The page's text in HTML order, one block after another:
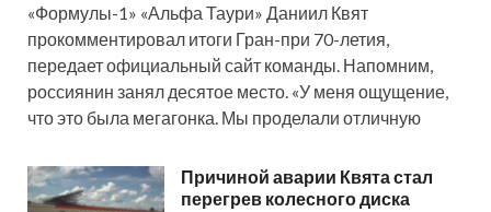
«Формулы-1» «Альфа Таури» Даниил Квят
прокомментировал итоги Гран-при 70-летия,
передает официальный сайт команды. Напомним,
россиянин занял десятое место. «У меня ощущение,
что это была мегагонка. Мы проделали отличную
Причиной аварии Квята стал
перегрев колесного диска